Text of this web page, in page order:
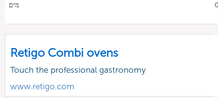
מים
Retigo Combi ovens
Touch the professional gastronomy
www.retigo.com